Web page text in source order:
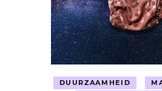
DUURZAAMHEID